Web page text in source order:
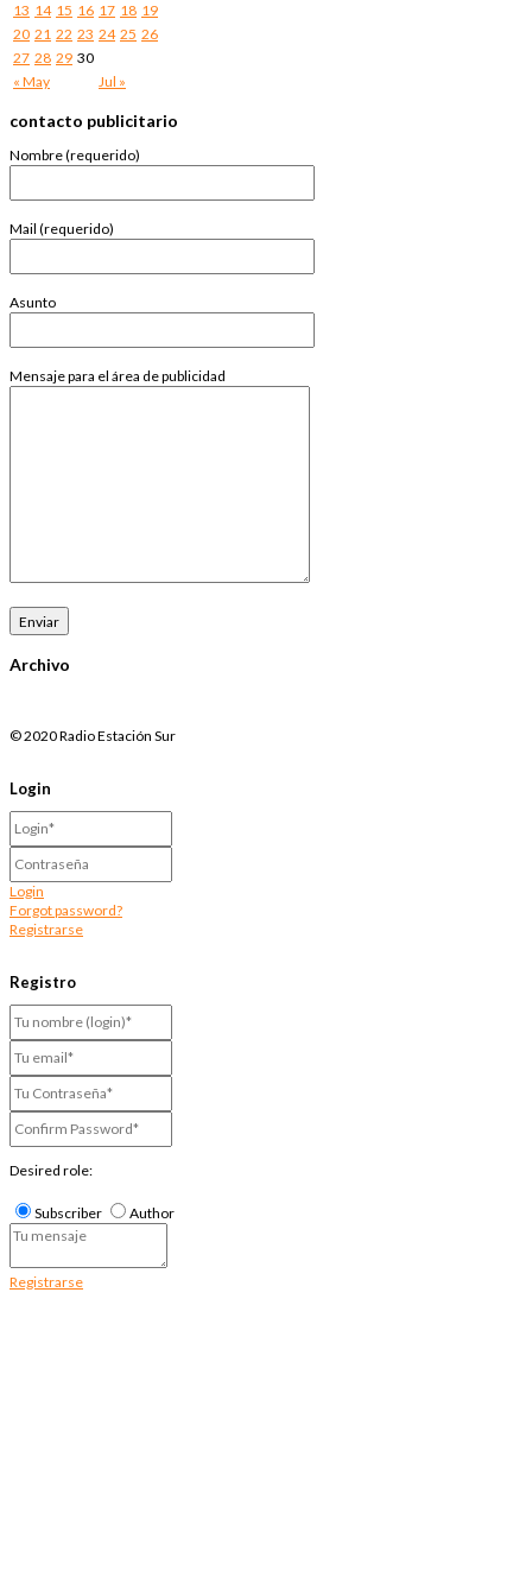
« May Jul »
13 14 15 16 17 18 19
20 21 22 23 24 25 26
27 28 29 30
contacto publicitario
Nombre (requerido)
Mail (requerido)
Asunto
Mensaje para el área de publicidad
Archivo
© 2020 Radio Estación Sur
Login
Login
Forgot password?
Registrarse
Registro
Desired role:
Subscriber Author
Registrarse